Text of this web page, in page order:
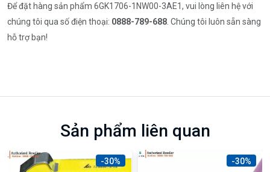
Để đặt hàng sản phẩm 6GK1706-1NW00-3AE1, vui lòng liên hệ với
chúng tôi qua số điện thoại: 0888-789-688 . Chúng tôi luôn sẵn sàng
hỗ trợ bạn!
Sản phẩm liên quan
-30% -30%